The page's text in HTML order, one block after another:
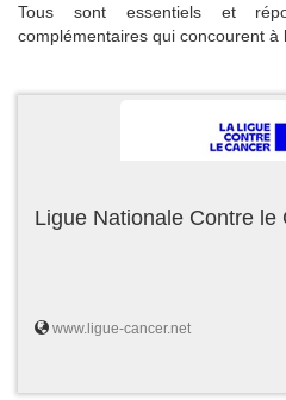
Tous sont essentiels et
complémentaires qui concourent à
Ligue Nationale Contre le
www.ligue-cancer.net